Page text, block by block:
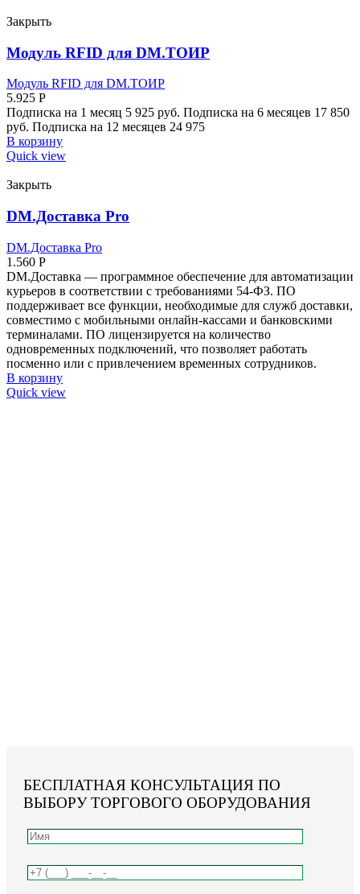
Закрыть
Модуль RFID для DM.ТОИР
Модуль RFID для DM.ТОИР
5.925 Р
Подписка на 1 месяц 5 925 руб. Подписка на 6 месяцев 17 850
руб. Подписка на 12 месяцев 24 975
В корзину
Quick view
Закрыть
DM.Доставка Pro
DM.Доставка Pro
1.560 Р
DM.Доставка — программное обеспечение для автоматизации
курьеров в соответствии с требованиями 54-ФЗ. ПО
поддерживает все функции, необходимые для служб доставки,
совместимо с мобильными онлайн-кассами и банковскими
терминалами. ПО лицензируется на количество
одновременных подключений, что позволяет работать
посменно или с привлечением временных сотрудников.
В корзину
Quick view
БЕСПЛАТНАЯ КОНСУЛЬТАЦИЯ ПО
ВЫБОРУ ТОРГОВОГО ОБОРУДОВАНИЯ